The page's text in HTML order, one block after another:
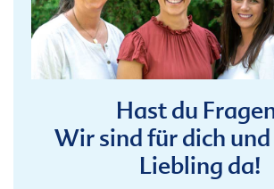
Hast du
Wir sind für dich
Liebling da!